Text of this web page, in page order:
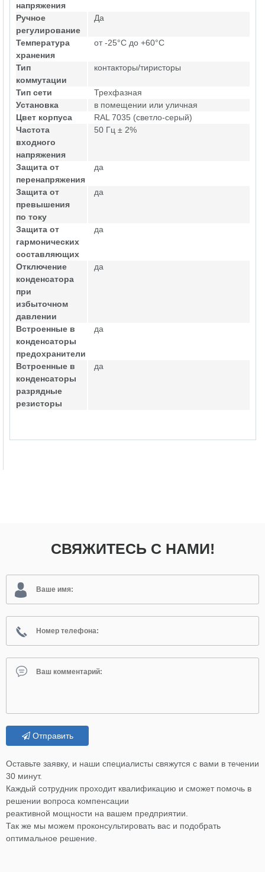
напряжения
Ручное
регулирование
Да
Температура
хранения
от -25°C до +60°C
Тип
коммутации
контакторы/тиристоры
Тип сети
Трехфазная
Установка
в помещении или уличная
Цвет корпуса
RAL 7035 (светло-серый)
Частота
входного
напряжения
50 Гц ± 2%
Защита от
перенапряжения
да
Защита от
превышения
по току
да
Защита от
гармонических
составляющих
да
Отключение
конденсатора
при
избыточном
давлении
да
Встроенные в
конденсаторы
предохранители
да
Встроенные в
конденсаторы
разрядные
резисторы
да
СВЯЖИТЕСЬ С НАМИ!
Отправить
Оставьте заявку, и наши специалисты свяжутся с вами в течении
30 минут.
Каждый сотрудник проходит квалификацию и сможет помочь в
решении вопроса компенсации
реактивной мощности на вашем предприятии.
Так же мы можем проконсультировать вас и подобрать
оптимальное решение.